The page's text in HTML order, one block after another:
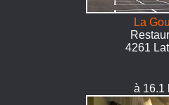
La
4261
à 16.1